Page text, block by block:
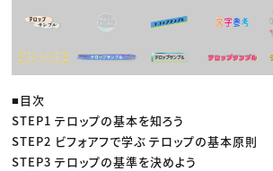
■目次
STEP1 テロップの基本を知ろう
STEP2 ビフォアフで学ぶ テロップの基本原則
STEP3 テロップの基準を決めよう